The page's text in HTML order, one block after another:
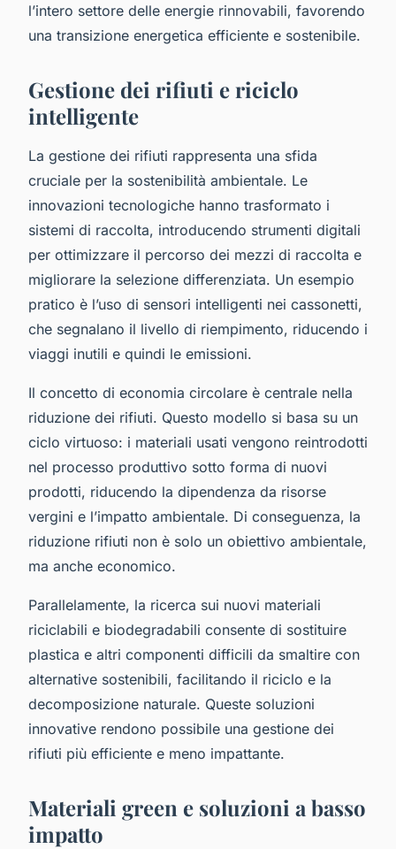
l’intero settore delle energie rinnovabili, favorendo
una transizione energetica efficiente e sostenibile.
Gestione dei rifiuti e riciclo
intelligente
La gestione dei rifiuti rappresenta una sfida
cruciale per la sostenibilità ambientale. Le
innovazioni tecnologiche hanno trasformato i
sistemi di raccolta, introducendo strumenti digitali
per ottimizzare il percorso dei mezzi di raccolta e
migliorare la selezione differenziata. Un esempio
pratico è l’uso di sensori intelligenti nei cassonetti,
che segnalano il livello di riempimento, riducendo i
viaggi inutili e quindi le emissioni.
Il concetto di economia circolare è centrale nella
riduzione dei rifiuti. Questo modello si basa su un
ciclo virtuoso: i materiali usati vengono reintrodotti
nel processo produttivo sotto forma di nuovi
prodotti, riducendo la dipendenza da risorse
vergini e l’impatto ambientale. Di conseguenza, la
riduzione rifiuti non è solo un obiettivo ambientale,
ma anche economico.
Parallelamente, la ricerca sui nuovi materiali
riciclabili e biodegradabili consente di sostituire
plastica e altri componenti difficili da smaltire con
alternative sostenibili, facilitando il riciclo e la
decomposizione naturale. Queste soluzioni
innovative rendono possibile una gestione dei
rifiuti più efficiente e meno impattante.
Materiali green e soluzioni a basso
impatto